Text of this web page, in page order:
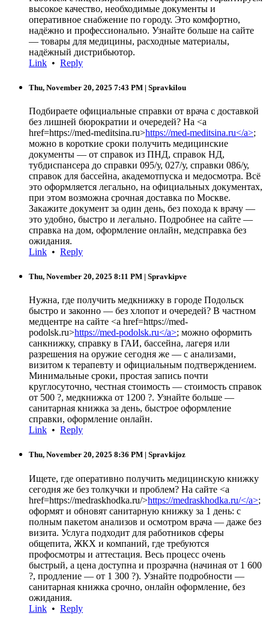
высокое качество, необходимые документы и
оперативное снабжение по городу. Это комфортно,
надёжно и профессионально. Узнайте больше на сайте
— товары для медицины, расходные материалы,
надёжный дистрибьютор.
Link • Reply
Thu, November 20, 2025 7:43 PM | Spravkilou
Подбираете официальные справки от врача с доставкой
без лишней бюрократии и очередей? На <a
href=https://med-meditsina.ru>https://med-meditsina.ru</a>;
можно в короткие сроки получить медицинские
документы — от справок из ПНД, справок НД,
тубдиспансера до справки 095/у, 027/у, справки 086/у,
справок для бассейна, академотпуска и медосмотра. Всё
это оформляется легально, на официальных документах,
при этом возможна срочная доставка по Москве.
Закажите документ за один день, без похода к врачу —
это удобно, быстро и легально. Подробнее на сайте —
справка на дом, оформление онлайн, медсправка без
ожидания.
Link • Reply
Thu, November 20, 2025 8:11 PM | Spravkipve
Нужна, где получить медкнижку в городе Подольск
быстро и законно — без хлопот и очередей? В частном
медцентре на сайте <a href=https://med-
podolsk.ru>https://med-podolsk.ru</a>; можно оформить
санкнижку, справку в ГАИ, бассейна, лагеря или
разрешения на оружие сегодня же — с анализами,
визитом к терапевту и официальным подтверждением.
Минимальные сроки, простая запись почти
круглосуточно, честная стоимость — стоимость справок
от 500 ?, медкнижка от 1200 ?. Узнайте больше —
санитарная книжка за день, быстрое оформление
справки, оформление онлайн.
Link • Reply
Thu, November 20, 2025 8:36 PM | Spravkijoz
Ищете, где оперативно получить медицинскую книжку
сегодня же без толкучки и проблем? На сайте <a
href=https://medraskhodka.ru/>https://medraskhodka.ru/</a>;
оформят и обновят санитарную книжку за 1 день: с
полным пакетом анализов и осмотром врача — даже без
визита. Услуга подходит для работников сферы
общепита, ЖКХ и компаний, где требуются
профосмотры и аттестация. Весь процесс очень
быстрый, а цена доступна и прозрачна (начиная от 1 600
?, продление — от 1 300 ?). Узнайте подробности —
санитарная книжка срочно, онлайн оформление, без
ожидания.
Link • Reply